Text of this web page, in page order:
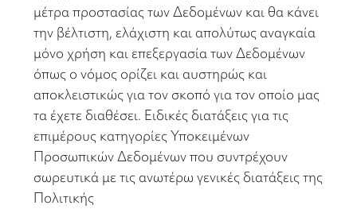
μέτρα προστασίας των Δεδομένων και θα κάνει
την βέλτιστη, ελάχιστη και απολύτως αναγκαία
μόνο χρήση και επεξεργασία των Δεδομένων
όπως ο νόμος ορίζει και αυστηρώς και
αποκλειστικώς για τον σκοπό για τον οποίο μας
τα έχετε διαθέσει. Ειδικές διατάξεις για τις
επιμέρους κατηγορίες Υποκειμένων
Προσωπικών Δεδομένων που συντρέχουν
σωρευτικά με τις ανωτέρω γενικές διατάξεις της
Πολιτικής